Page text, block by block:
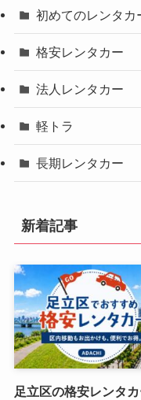
初めてのレンタカ
格安レンタカー
法人レンタカー
軽トラ
長期レンタカー
新着記事
足立区の格安レンタ